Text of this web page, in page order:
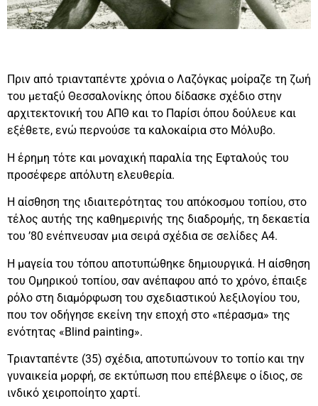
Πριν από τριανταπέντε χρόνια ο Λαζόγκας μοίραζε τη ζωή
του μεταξύ Θεσσαλονίκης όπου δίδασκε σχέδιο στην
αρχιτεκτονική του ΑΠΘ και το Παρίσι όπου δούλευε και
εξέθετε, ενώ περνούσε τα καλοκαίρια στο Μόλυβο.
Η έρημη τότε και μοναχική παραλία της Εφταλούς του
προσέφερε απόλυτη ελευθερία.
Η αίσθηση της ιδιαιτερότητας του απόκοσμου τοπίου, στο
τέλος αυτής της καθημερινής της διαδρομής, τη δεκαετία
του ’80 ενέπνευσαν μια σειρά σχέδια σε σελίδες Α4.
Η μαγεία του τόπου αποτυπώθηκε δημιουργικά. Η αίσθηση
του Ομηρικού τοπίου, σαν ανέπαφου από το χρόνο, έπαιξε
ρόλο στη διαμόρφωση του σχεδιαστικού λεξιλογίου του,
που τον οδήγησε εκείνη την εποχή στο «πέρασμα» της
ενότητας «Blind painting».
Τριανταπέντε (35) σχέδια, αποτυπώνουν το τοπίο και την
γυναικεία μορφή, σε εκτύπωση που επέβλεψε ο ίδιος, σε
ινδικό χειροποίητο χαρτί.